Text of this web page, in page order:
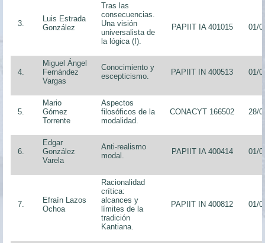
3.
Luis Estrada
González
Tras las
consecuencias.
Una visión
universalista de
la lógica (I).
PAPIIT IA 401015 01/
4.
Miguel Ángel
Fernández
Vargas
Conocimiento y
escepticismo.
PAPIIT IN 400513 01/
5.
Mario
Gómez
Torrente
Aspectos
filosóficos de la
modalidad.
CONACYT 166502 28/
6.
Edgar
González
Varela
Anti-realismo
modal.
PAPIIT IA 400414 01/
7.
Efraín Lazos
Ochoa
Racionalidad
crítica:
alcances y
límites de la
tradición
Kantiana.
PAPIIT IN 400812 01/